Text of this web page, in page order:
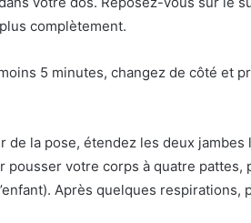
complètement.
5 minutes, changez de côté et
de la pose, étendez les deux
pousser votre corps à quatre pattes,
Après quelques